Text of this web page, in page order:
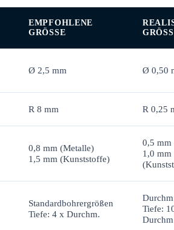
EMPFOHLENE
GRÖSSE
GRÖSSE
Ø 2,5 mm Ø 0,50
R 8 mm R 0,25
0,8 mm (Metalle)
1,5 mm (Kunststoffe)
0,5 mm
1,0 mm
Standardbohrergrößen
Tiefe: 4 x Durchm.
Tiefe: